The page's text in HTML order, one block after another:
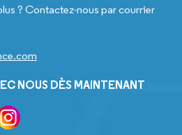
? Contactez-nous par courrier
NOUS DÈS MAINTENANT